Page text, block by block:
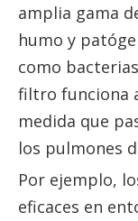
amplia gama
humo y
como
filtro funciona
medida que
los pulmones
Por ejemplo,
eficaces en